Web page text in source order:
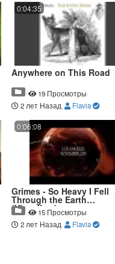
0:04:35
Anywhere on This Road
19 Просмотры
2 лет Назад
Flavia
0:06:08
Grimes - So Heavy I Fell
Through the Earth
(Visualizer)15 Просмотры
2 лет Назад
Flavia